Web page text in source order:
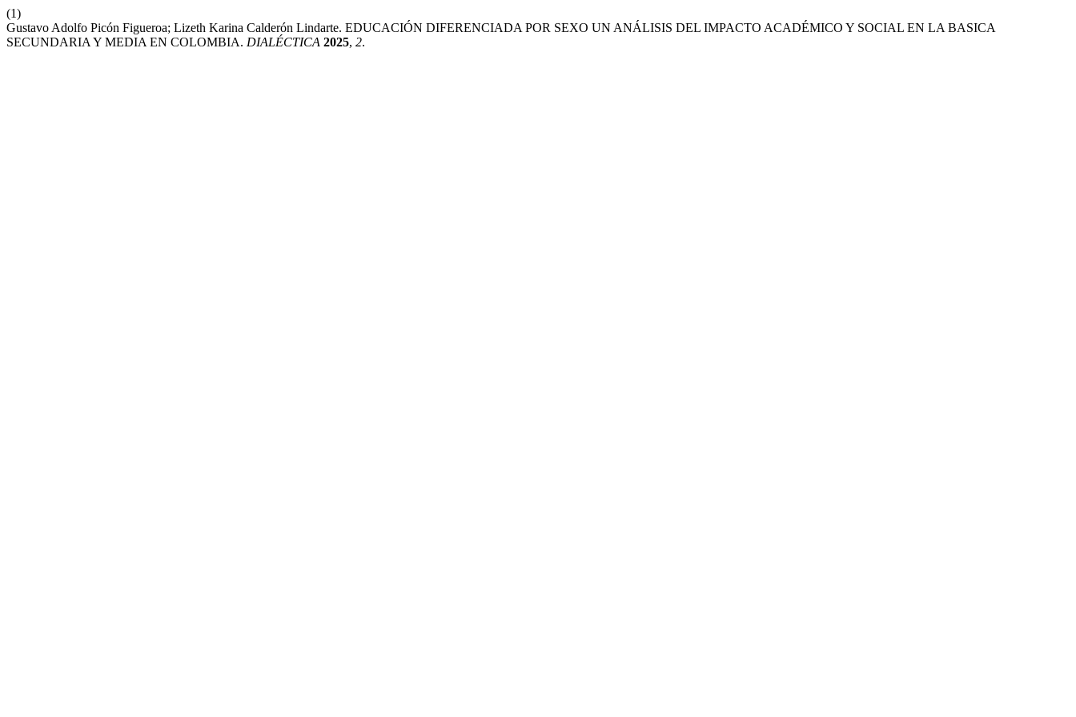
(1)
Gustavo Adolfo Picón Figueroa; Lizeth Karina Calderón Lindarte. EDUCACIÓN DIFERENCIADA POR SEXO UN ANÁLISIS DEL IMPACTO ACADÉMICO Y SOCIAL EN LA BASICA
SECUNDARIA Y MEDIA EN COLOMBIA. DIALÉCTICA 2025, 2.